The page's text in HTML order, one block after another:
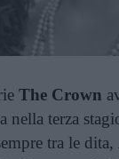
The Crown
nella terza
tra le dita,